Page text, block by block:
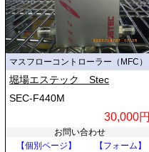
マスフローコントローラー（MFC）
堀場エステック Stec
SEC-F440M
30,000円
お問い合わせ
【個別ページ】
【フォーム】